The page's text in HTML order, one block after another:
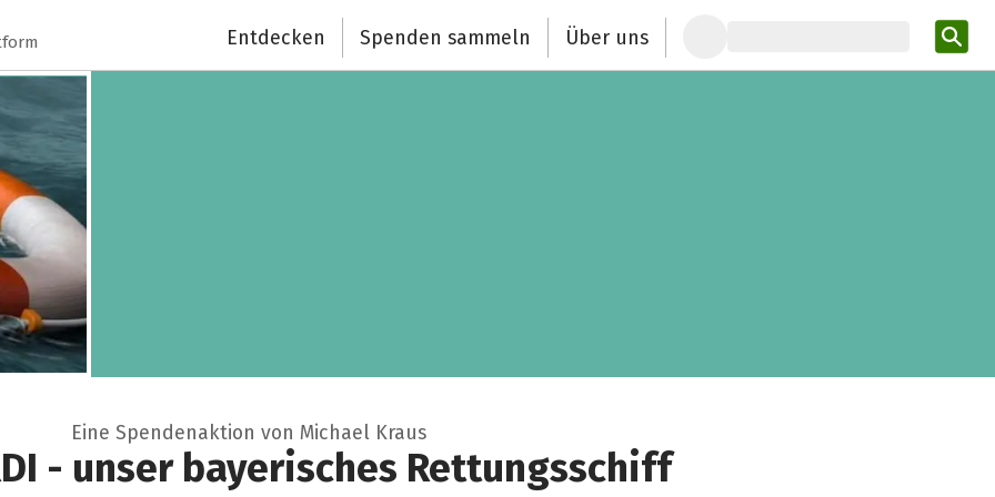
Entdecken Spenden sammeln Über uns
Eine Spendenaktion von Michael Kraus
- unser bayerisches Rettungsschiff